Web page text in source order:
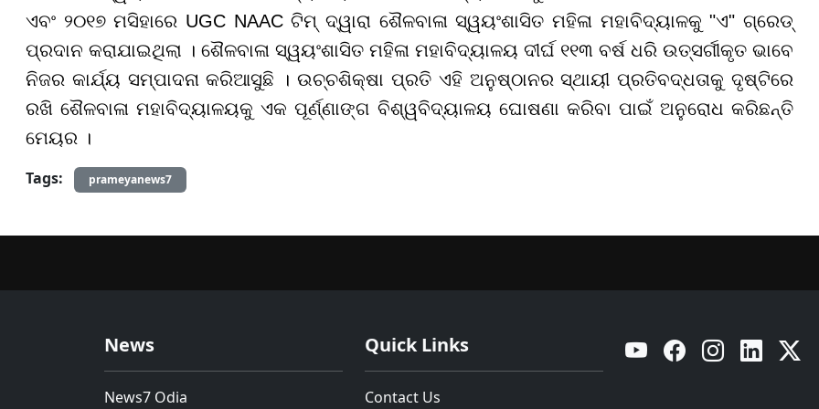
ଏବଂ ୨୦୧୭ ମସିହାରେ UGC NAAC ଟିମ୍ ଦ୍ୱାରା ଶୈଳବାଳା ସ୍ୱୟଂଶାସିତ ମହିଳା ମହାବିଦ୍ୟାଳକୁ "ଏ" ଗ୍ରେଡ୍
ପ୍ରଦାନ କରାଯାଇଥିଲା । ଶୈଳବାଳା ସ୍ୱୟଂଶାସିତ ମହିଳା ମହାବିଦ୍ୟାଳୟ ଦୀର୍ଘ ୧୧୩ ବର୍ଷ ଧରି ଉତ୍ସର୍ଗୀକୃତ ଭାବେ
ନିଜର କାର୍ଯ୍ୟ ସମ୍ପାଦନା କରିଆସୁଛି । ଉଚ୍ଚଶିକ୍ଷା ପ୍ରତି ଏହି ଅନୁଷ୍ଠାନର ସ୍ଥାୟୀ ପ୍ରତିବଦ୍ଧତାକୁ ଦୃଷ୍ଟିରେ
ରଖି ଶୈଳବାଳା ମହାବିଦ୍ୟାଳୟକୁ ଏକ ପୂର୍ଣ୍ଣାଙ୍ଗ ବିଶ୍ୱବିଦ୍ୟାଳୟ ଘୋଷଣା କରିବା ପାଇଁ ଅନୁରୋଧ କରିଛନ୍ତି
ମେୟର ।
Tags:
prameyanews7
News
News7 Odia
Quick Links
Contact Us
YouTube Facebook Instagram